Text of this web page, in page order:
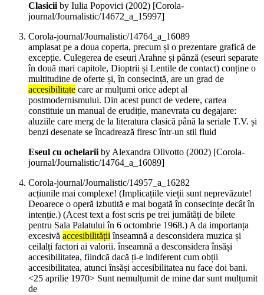
Clasiciiby Iulia Popovici (2002) [Corola-
journal/Journalistic/14672_a_15997]
Corola-journal/Journalistic/14764_a_16089
amplasat pe a doua coperta, precum și o prezentare grafică de
excepție. Culegerea de eseuri Arahne și pânză (eseuri separate
în două mari capitole, Dioptrii și Lentile de contact) conține o
multitudine de oferte și, în consecință, are un grad de
accesibilitate care ar mulțumi orice adept al
postmodernismului. Din acest punct de vedere, cartea
constituie un manual de erudiție, manevrata cu degajare:
aluziile care merg de la literatura clasică până la seriale T.V. și
benzi desenate se încadrează firesc într-un stil fluid
Eseul cu ochelariiby Alexandra Olivotto (2002) [Corola-
journal/Journalistic/14764_a_16089]
Corola-journal/Journalistic/14957_a_16282
acțiunile mai complexe! (Implicațiile vieții sunt neprevăzute!
Deoarece o operă izbutită e mai bogată în consecințe decât în
intenție.) (Acest text a fost scris pe trei jumătăți de bilete
pentru Sala Palatului în 6 octombrie 1968.) A da importanța
excesivă accesibilitățiiînseamnă a desconsidera muzica și
ceilalți factori ai valorii. înseamnă a desconsidera însăși
accesibilitatea, fiindcă dacă ți-e indiferent cum obții
accesibilitatea, atunci însăși accesibilitatea nu face doi bani.
<25 aprilie 1970> Sunt nemulțumit de mine dar sunt mulțumit
de